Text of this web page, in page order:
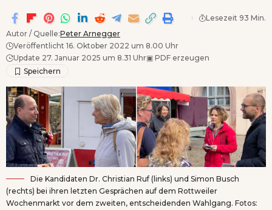
Autor / Quelle:Peter Arnegger
Veröffentlicht 16. Oktober 2022 um 8.00 Uhr
Update 27. Januar 2025 um 8.31 Uhr▣ PDF erzeugen
Lesezeit 93 Min.
Die Kandidaten Dr. Christian Ruf (links) und Simon Busch
(rechts) bei ihren letzten Gesprächen auf dem Rottweiler
Wochenmarkt vor dem zweiten, entscheidenden Wahlgang. Fotos: